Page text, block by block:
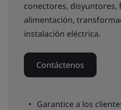
conectores, disyuntores,
alimentación,
instalación eléctrica.
Contáctenos
Garantice a los